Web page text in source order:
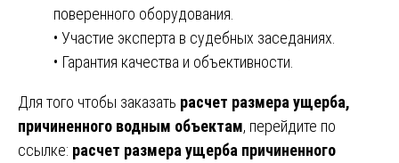
поверенного оборудования.
• Участие эксперта в судебных заседаниях.
• Гарантия качества и объективности.
Для того чтобы заказать расчет размера ущерба,
причиненного водным объектам, перейдите по
ссылке: расчет размера ущерба причиненного